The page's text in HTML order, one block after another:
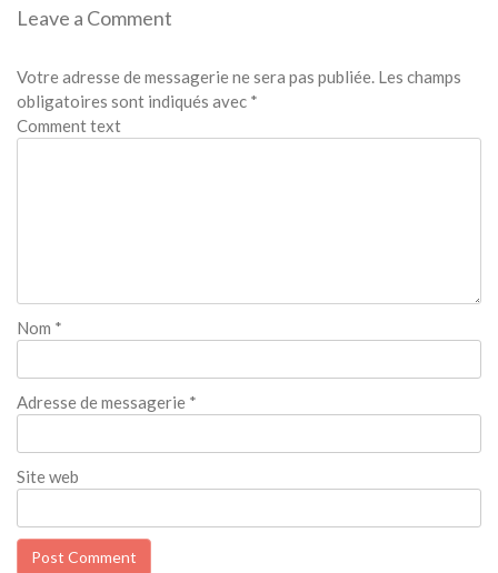
Leave a Comment
Votre adresse de messagerie ne sera pas publiée. Les champs
obligatoires sont indiqués avec *
Comment text
Nom *
Adresse de messagerie *
Site web